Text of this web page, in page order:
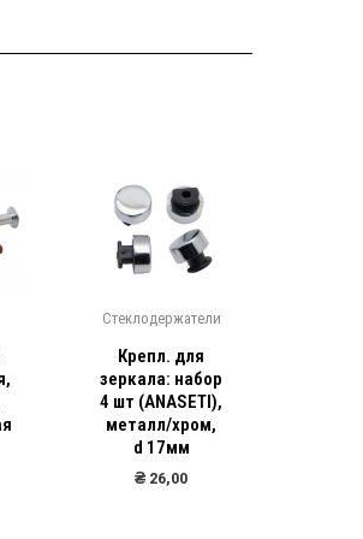
Стеклодержатели
Крепл. для
зеркала: набор
4 шт (ANASETI),
металл/хром,
d 17мм
₴ 26,00